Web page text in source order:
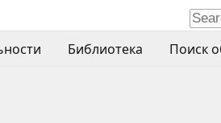
Библиотека Поиск